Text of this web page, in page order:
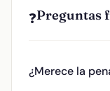
❓Preguntas
¿Merece la